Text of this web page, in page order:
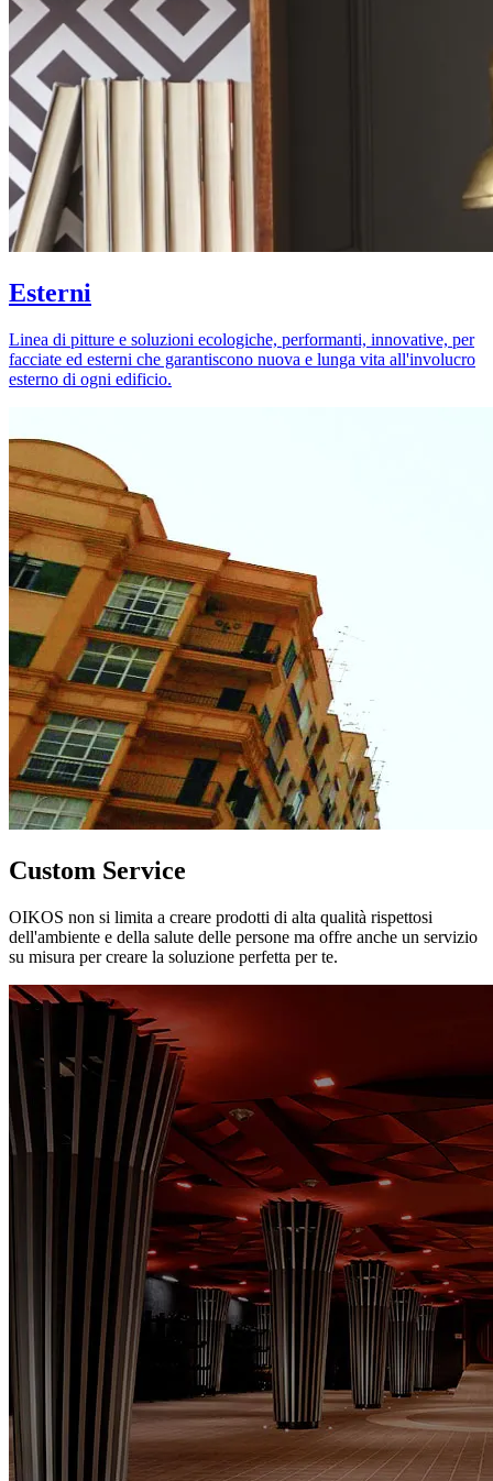
Esterni
Linea di pitture e soluzioni ecologiche, performanti, innovative, per
facciate ed esterni che garantiscono nuova e lunga vita all'involucro
esterno di ogni edificio.
Custom Service
OIKOS non si limita a creare prodotti di alta qualità rispettosi
dell'ambiente e della salute delle persone ma offre anche un servizio
su misura per creare la soluzione perfetta per te.